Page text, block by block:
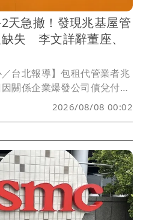
天急撤！發現兆基屋管
失 李文詳辭董座、
／台北報導】包租代管業者兆
關係企業爆發公司債兌付爭
大股東的宏碁原本派任法人
掌董事長，盼強化公司治
文詳接手後發現兆基屋管存
失，因此辭去董事長、法人
等職務，宏碁並同步退出經
2026/08/08 00:02